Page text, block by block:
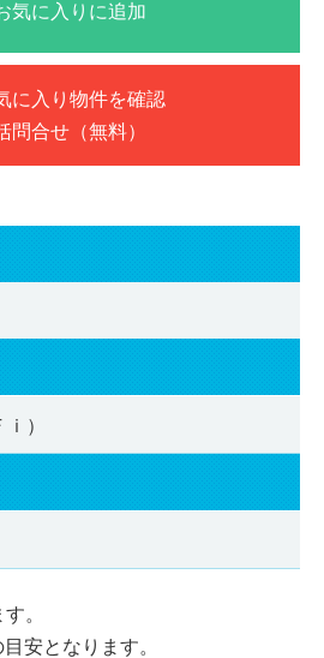
気に入りに追加
に入り物件を確認
問合せ（無料）
）
。
安となります。